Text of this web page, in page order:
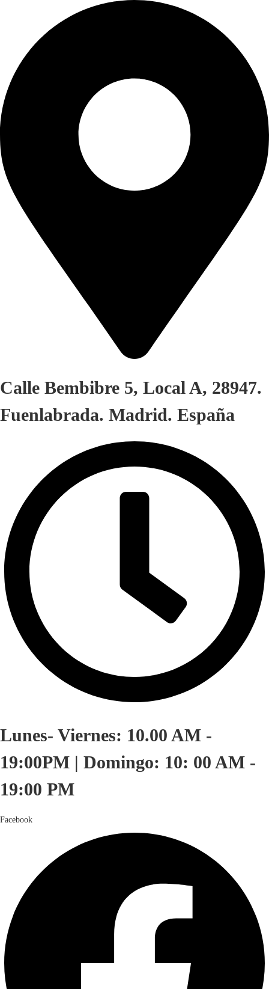
Calle Bembibre 5, Local A, 28947.
Fuenlabrada. Madrid. España
Lunes- Viernes: 10.00 AM -
19:00PM | Domingo: 10: 00 AM -
19:00 PM
Facebook